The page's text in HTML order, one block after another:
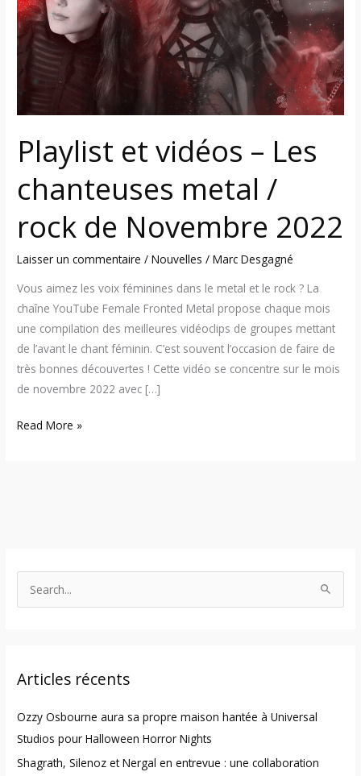
Playlist et vidéos – Les
chanteuses metal /
rock de Novembre 2022
Laisser un commentaire /Nouvelles /Marc Desgagné
Vous aimez les voix féminines dans le metal et le rock ? La
chaîne YouTube Female Fronted Metal propose chaque mois
une compilation des meilleures vidéoclips de groupes mettant
de l’avant le chant féminin. C’est souvent l’occasion de faire de
très bonnes découvertes ! Cette vidéo se concentre sur le mois
de novembre 2022 avec […]
–
Les
chanteuses
metal
rock
Novembre
2022
Read More »
c
f
o
r
Articles récents
Ozzy Osbourne aura sa propre maison hantée à Universal
Studios pour Halloween Horror Nights
Shagrath, Silenoz et Nergal en entrevue : une collaboration